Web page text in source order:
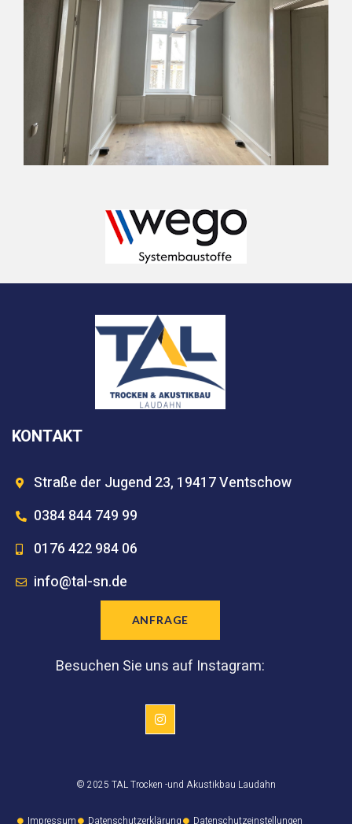
KONTAKT
Straße der Jugend 23, 19417 Ventschow
0384 844 749 99
0176 422 984 06
info@tal-sn.de
ANFRAGE
Besuchen Sie uns auf Instagram:
© 2025 TAL Trocken -und Akustikbau Laudahn